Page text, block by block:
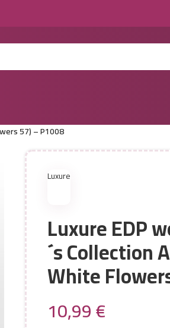
57) – P1008
Luxure
Luxure EDP
´s Collection
White
10,99€